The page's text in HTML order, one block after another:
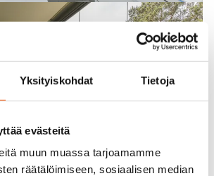
Yksityiskohdat Tietoja
evästeitä
muun muassa tarjoamamme
räätälöimiseen, sosiaalisen median